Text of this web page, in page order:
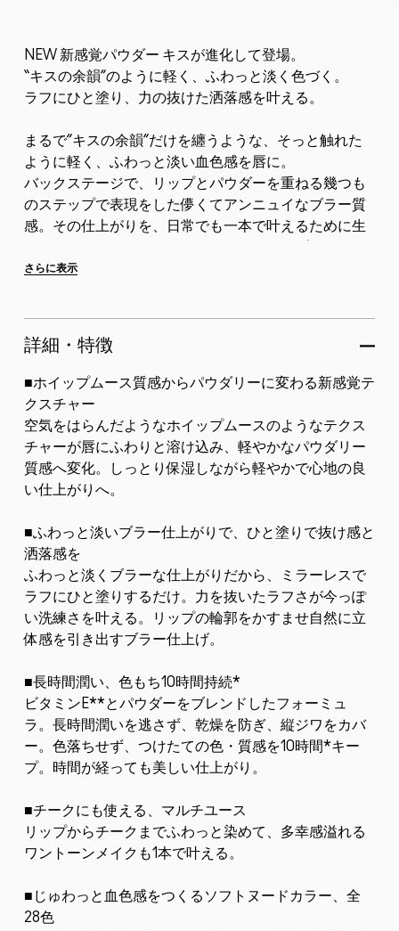
NEW 新感覚パウダー キスが進化して登場。
“キスの余韻”のように軽く、ふわっと淡く色づく。
ラフにひと塗り、力の抜けた洒落感を叶える。
まるで”キスの余韻”だけを纏うような、そっと触れた
ように軽く、ふわっと淡い血色感を唇に。
バックステージで、リップとパウダーを重ねる幾つも
のステップで表現をした儚くてアンニュイなブラー質
感。その仕上がりを、日常でも一本で叶えるために生
ーの概念を超えた革新的...
さらに表示
詳細・特徴
■ホイップムース質感からパウダリーに変わる新感覚テ
クスチャー
空気をはらんだようなホイップムースのようなテクス
チャーが唇にふわりと溶け込み、軽やかなパウダリー
質感へ変化。しっとり保湿しながら軽やかで心地の良
い仕上がりへ。
■ふわっと淡いブラー仕上がりで、ひと塗りで抜け感と
洒落感を
ふわっと淡くブラーな仕上がりだから、ミラーレスで
ラフにひと塗りするだけ。力を抜いたラフさが今っぽ
い洗練さを叶える。リップの輪郭をかすませ自然に立
体感を引き出すブラー仕上げ。
■長時間潤い、色もち10時間持続*
ビタミンE**とパウダーをブレンドしたフォーミュ
ラ。長時間潤いを逃さず、乾燥を防ぎ、縦ジワをカバ
ー。色落ちせず、つけたての色・質感を10時間*キー
プ。時間が経っても美しい仕上がり。
■チークにも使える、マルチユース
リップからチークまでふわっと染めて、多幸感溢れる
ワントーンメイクも1本で叶える。
■じゅわっと血色感をつくるソフトヌードカラー、全
28色